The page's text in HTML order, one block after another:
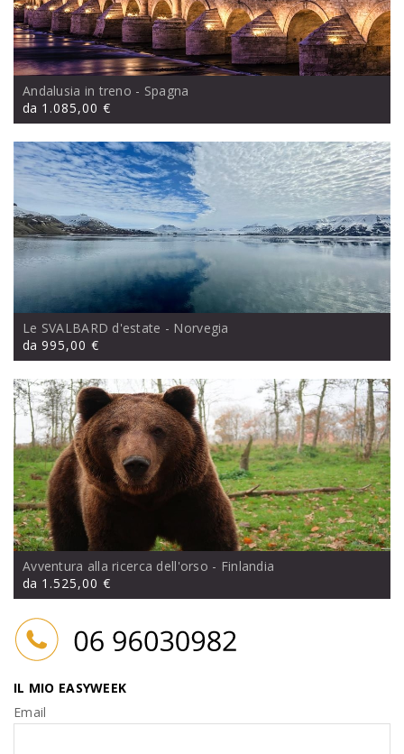
Andalusia in treno - Spagna
da 1.085,00 €
Le SVALBARD d'estate - Norvegia
da 995,00 €
Avventura alla ricerca dell'orso - Finlandia
da 1.525,00 €
IL MIO EASYWEEK
Email